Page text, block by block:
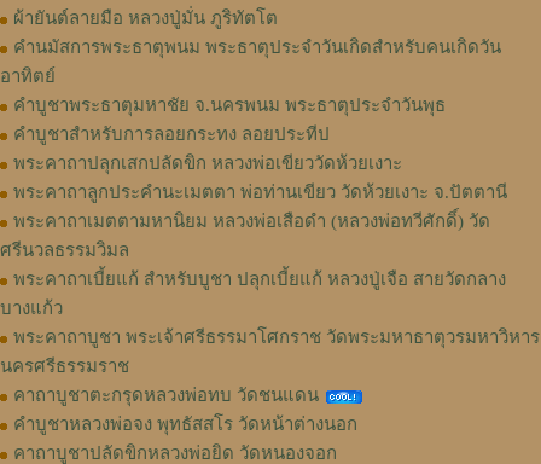
ผ้ายันต์ลายมือ หลวงปู่มั่น ภูริทัตโต
คำนมัสการพระธาตุพนม พระธาตุประจำวันเกิดสำหรับคนเกิดวัน
อาทิตย์
คำบูชาพระธาตุมหาชัย จ.นครพนม พระธาตุประจำวันพุธ
คำบูชาสำหรับการลอยกระทง ลอยประทีป
พระคาถาปลุกเสกปลัดขิก หลวงพ่อเขียววัดห้วยเงาะ
พระคาถาลูกประคำนะเมตตา พ่อท่านเขียว วัดห้วยเงาะ จ.ปัตตานี
พระคาถาเมตตามหานิยม หลวงพ่อเสือดำ (หลวงพ่อทวีศักดิ์) วัด
ศรีนวลธรรมวิมล
พระคาถาเบี้ยแก้ สำหรับบูชา ปลุกเบี้ยแก้ หลวงปู่เจือ สายวัดกลาง
บางแก้ว
พระคาถาบูชา พระเจ้าศรีธรรมาโศกราช วัดพระมหาธาตุวรมหาวิหาร
นครศรีธรรมราช
คาถาบูชาตะกรุดหลวงพ่อทบ วัดชนแดน
คำบูชาหลวงพ่อจง พุทธัสสโร วัดหน้าต่างนอก
คาถาบูชาปลัดขิกหลวงพ่อยิด วัดหนองจอก